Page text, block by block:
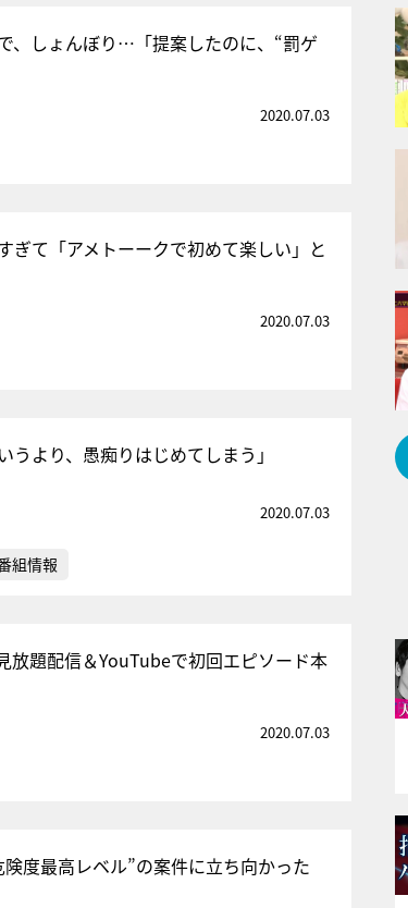
、しょんぼり…「提案したのに、“罰ゲ
2020.07.03
ぎて「アメトーークで初めて楽しい」と
2020.07.03
より、愚痴りはじめてしまう」
2020.07.03
組情報
放題配信＆YouTubeで初回エピソード本
2020.07.03
度最高レベル”の案件に立ち向かった